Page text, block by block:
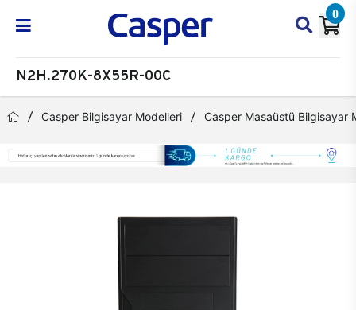
0
N2H.270K-8X55R-00C
Casper Bilgisayar Modelleri Casper Masaüstü Bilgisayar